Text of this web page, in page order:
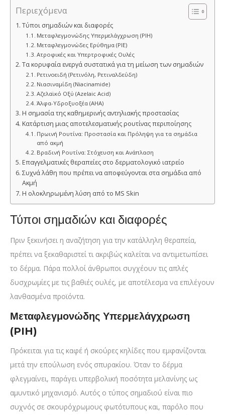
Περιεχόμενα
Τύποι σημαδιών και διαφορές
Μεταφλεγμονώδης Υπερμελάγχρωση (PIH)
Μεταφλεγμονώδες Ερύθημα (PIE)
Ατροφικές και Υπερτροφικές Ουλές
Τα κορυφαία ενεργά συστατικά για τη μείωση των σημαδιών
Ρετινοειδή (Ρετινόλη, Ρετιναλδεΰδη)
Νιασιναμίδη (Niacinamide)
Αζελαϊκό Οξύ (Azelaic Acid)
Άλφα-Υδροξυοξέα (AHA)
Η σημασία της καθημερινής αντηλιακής προστασίας
Κατάρτιση μιας αποτελεσματικής ρουτίνας περιποίησης
Πρωινή Ρουτίνα: Προστασία και Πρόληψη για τα σημάδια
από ακμή
Βραδινή Ρουτίνα: Στόχευση και Ανάπλαση
Επαγγελματικές θεραπείες στο δερματολογικό ιατρείο
Συχνά λάθη που πρέπει να αποφεύγονται στα σημάδια από
Ακμή
Η ολοκληρωμένη λύση από το MS Skin
Τύποι σημαδιών και διαφορές
Πριν ξεκινήσει η αναζήτηση για την κατάλληλη θεραπεία,
πρέπει να ξεκαθαριστεί τι ακριβώς καλείται να αντιμετωπίσει
το δέρμα. Πάρα πολλοί άνθρωποι συγχέουν τις απλές
δυσχρωμίες με τις βαθιές ουλές, με αποτέλεσμα να επιλέγουν
λανθασμένα προϊόντα.
Μεταφλεγμονώδης Υπερμελάγχρωση
(PIH)
Πρόκειται για τις καφέ ή σκούρες κηλίδες που εμφανίζονται
μετά την επούλωση ενός σπυρακίου. Όταν το δέρμα
φλεγμαίνει, παράγει υπερβολική ποσότητα μελανίνης ως
αμυντικό μηχανισμό. Αυτός ο τύπος σημαδιού είναι πιο
συχνός σε σκουρόχρωμους φωτότυπους και, παρόλο που